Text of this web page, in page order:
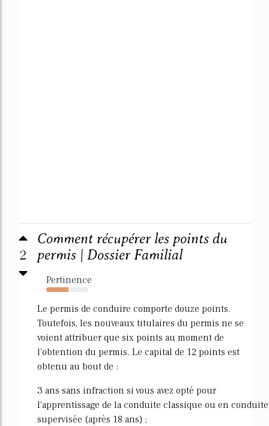
2
Comment récupérer les points du
permis | Dossier Familial
Pertinence
53%
Le permis de conduire comporte douze points.
Toutefois, les nouveaux titulaires du permis ne se
voient attribuer que six points au moment de
l'obtention du permis. Le capital de 12 points est
obtenu au bout de :
3 ans sans infraction si vous avez opté pour
l'apprentissage de la conduite classique ou en conduite
supervisée (après 18 ans) ;